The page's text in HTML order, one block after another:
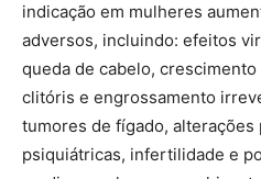
indicação em mulheres
adversos, incluindo: efeitos
queda de cabelo,
clitóris e engrossamento
tumores de fígado, alterações
psiquiátricas, infertilidade e